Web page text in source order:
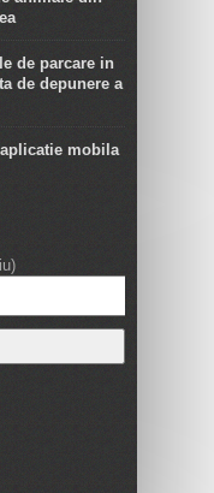
de parcare in
de depunere a
mobila